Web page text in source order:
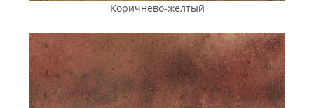
Пешеходные
зоны дворов и
загородных
участков,
парковки
легковых авто,
велодорожки,
простота
укладки
Коричнево-желтый